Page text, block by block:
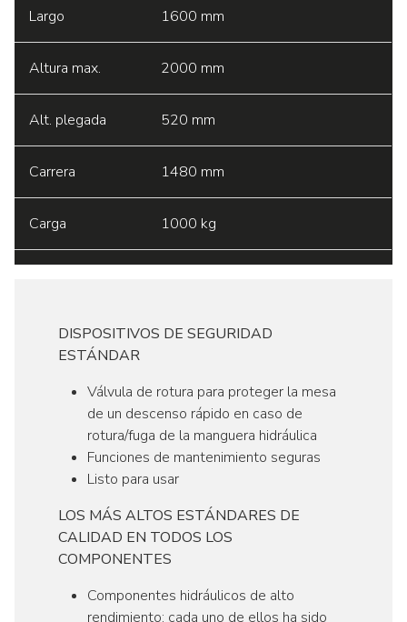
Largo 1600 mm
Altura max. 2000 mm
Alt. plegada 520 mm
Carrera 1480 mm
Carga 1000 kg
DISPOSITIVOS DE SEGURIDAD
ESTÁNDAR
Válvula de rotura para proteger la mesa
de un descenso rápido en caso de
rotura/fuga de la manguera hidráulica
Funciones de mantenimiento seguras
Listo para usar
LOS MÁS ALTOS ESTÁNDARES DE
CALIDAD EN TODOS LOS
COMPONENTES
Componentes hidráulicos de alto
rendimiento: cada uno de ellos ha sido